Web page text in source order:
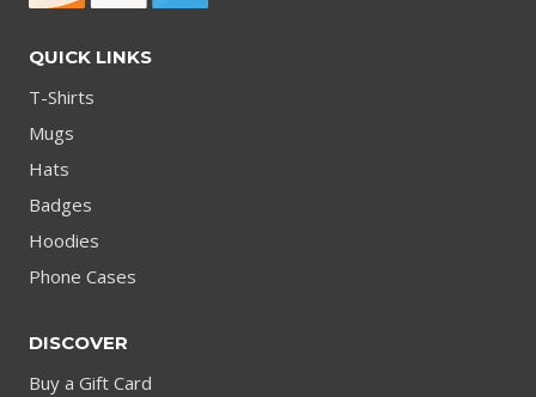
QUICK LINKS
T-Shirts
Mugs
Hats
Badges
Hoodies
Phone Cases
DISCOVER
Buy a Gift Card